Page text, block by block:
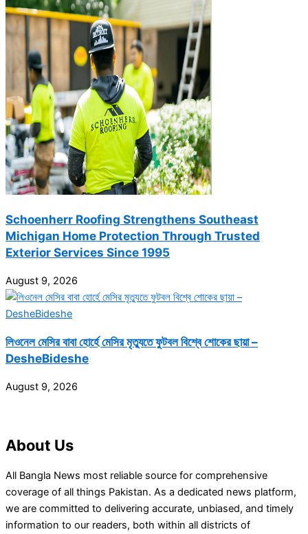
Schoenherr Roofing Strengthens Southeast
Michigan Home Protection Through Trusted
Exterior Services Since 1995
August 9, 2026
লিওনেল মেসির বাবা হোর্হে মেসির মৃত্যুতে ফুটবল বিশ্বে শোকের ছায়া –
DesheBideshe
August 9, 2026
About Us
All Bangla News most reliable source for comprehensive
coverage of all things Pakistan. As a dedicated news platform,
we are committed to delivering accurate, unbiased, and timely
information to our readers, both within all districts of